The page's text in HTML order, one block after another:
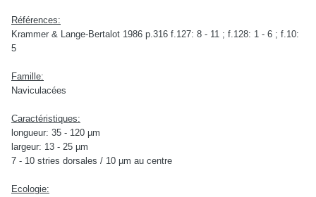
Références:
Krammer & Lange-Bertalot 1986 p.316 f.127: 8 - 11 ; f.128: 1 - 6 ; f.10:
5
Famille:
Naviculacées
Caractéristiques:
longueur: 35 - 120 µm
largeur: 13 - 25 µm
7 - 10 stries dorsales / 10 µm au centre
Ecologie: